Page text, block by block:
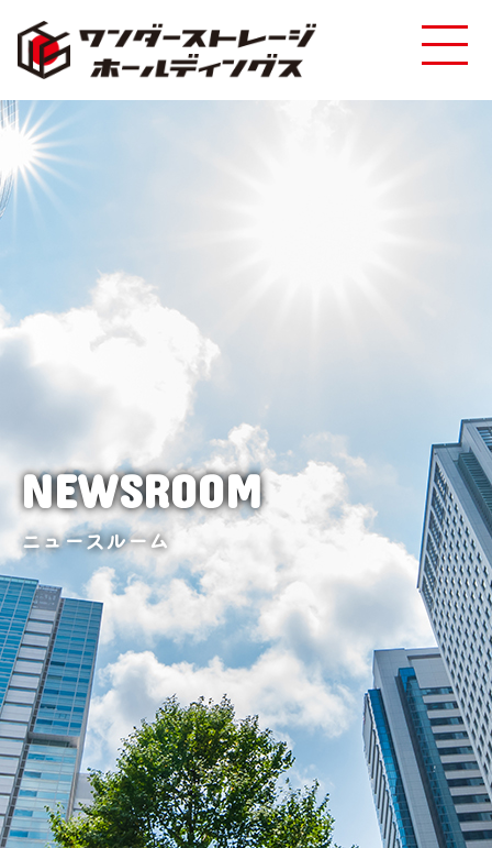
NEWSROOM
ニュースルーム